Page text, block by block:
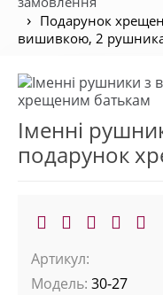
Подарунок
вишивкою, 2
Іменні
подарунок
Артикул:
Модель: 30-27